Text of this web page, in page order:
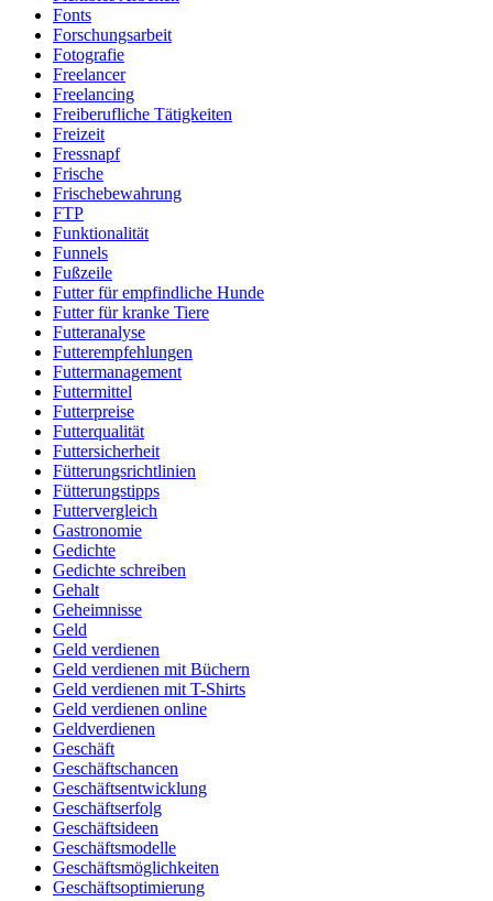
Fonts
Forschungsarbeit
Fotografie
Freelancer
Freelancing
Freiberufliche Tätigkeiten
Freizeit
Fressnapf
Frische
Frischebewahrung
FTP
Funktionalität
Funnels
Fußzeile
Futter für empfindliche Hunde
Futter für kranke Tiere
Futteranalyse
Futterempfehlungen
Futtermanagement
Futtermittel
Futterpreise
Futterqualität
Futtersicherheit
Fütterungsrichtlinien
Fütterungstipps
Futtervergleich
Gastronomie
Gedichte
Gedichte schreiben
Gehalt
Geheimnisse
Geld
Geld verdienen
Geld verdienen mit Büchern
Geld verdienen mit T-Shirts
Geld verdienen online
Geldverdienen
Geschäft
Geschäftschancen
Geschäftsentwicklung
Geschäftserfolg
Geschäftsideen
Geschäftsmodelle
Geschäftsmöglichkeiten
Geschäftsoptimierung